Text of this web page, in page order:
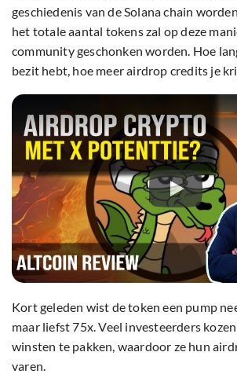
geschiedenis van de Solana chain
het totale aantal tokens zal op deze
community geschonken worden. Hoe
bezit hebt, hoe meer airdrop credits je
Kort geleden wist de token een pump
maar liefst 75x. Veel investeerders
winsten te pakken, waardoor ze hun
varen.